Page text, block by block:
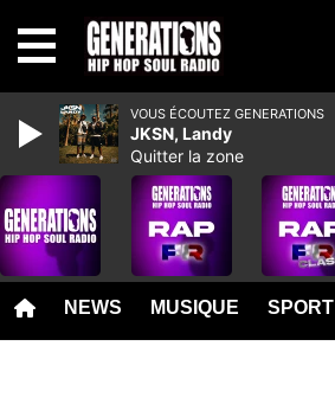
NEWS MUSIQUE SPORT
VOUS ÉCOUTEZ GENERATIONS
JKSN, Landy
Quitter la zone